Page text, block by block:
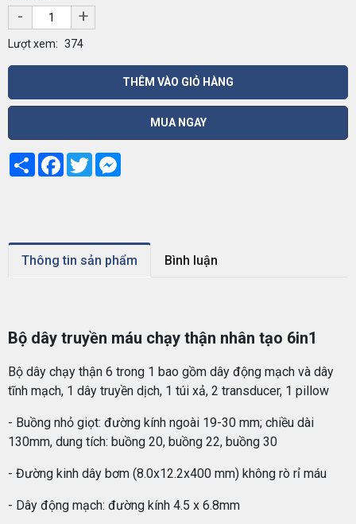
- +
Lượt xem: 374
THÊM VÀO GIỎ HÀNG
MUA NGAY
Share Facebook
Twitter
Thông tin sản phẩm Bình luận
Bộ dây truyền máu chạy thận nhân tạo 6in1
Bộ dây chạy thận 6 trong 1 bao gồm dây động mạch và dây
tĩnh mạch, 1 dây truyền dịch, 1 túi xả, 2 transducer, 1 pillow
- Buồng nhỏ giọt: đường kính ngoài 19-30 mm; chiều dài
130mm, dung tích: buồng 20, buồng 22, buồng 30
- Đường kinh dây bơm (8.0x12.2x400 mm) không rò rỉ máu
- Dây động mạch: đường kính 4.5 x 6.8mm